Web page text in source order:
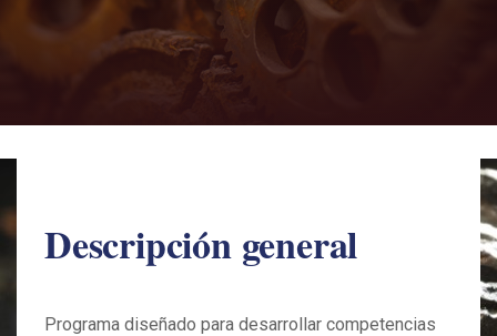
Descripción general
Programa diseñado para desarrollar competencias